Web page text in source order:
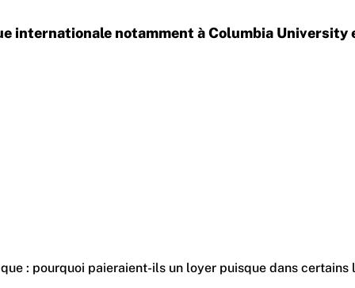
internationale notamment à Columbia University
: pourquoi paieraient-ils un loyer puisque dans